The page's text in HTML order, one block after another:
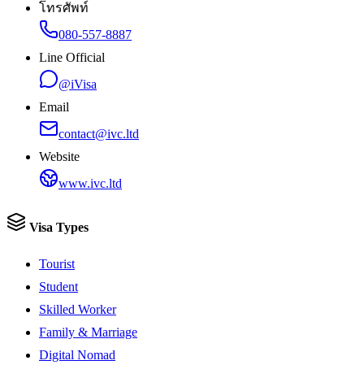
โทรศัพท์
080-557-8887
Line Official
@iVisa
Email
contact@ivc.ltd
Website
www.ivc.ltd
Visa Types
Tourist
Student
Skilled Worker
Family & Marriage
Digital Nomad